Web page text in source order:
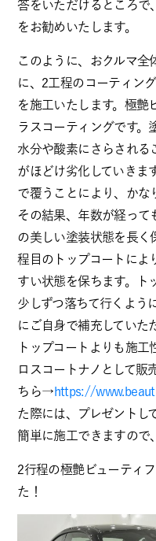
答をいただけるところで
をお勧めいたします。
このように、おクルマ全
に、2工程のコーティン
を施工いたします。極艶
ラスコーティングです。
水分や酸素にさらされる
がほどけ劣化していきま
で覆うことにより、かな
その結果、年数が経って
の美しい塗装状態を長く
程目のトップコートによ
すい状態を保ちます。ト
少しずつ落ちて行くよう
にご自身で補充していた
トップコートよりも施
ロスコートナノとして販
ちら→https://
た際には、プレゼントし
簡単に施工できますので
2行程の極艶ビューティ
た！